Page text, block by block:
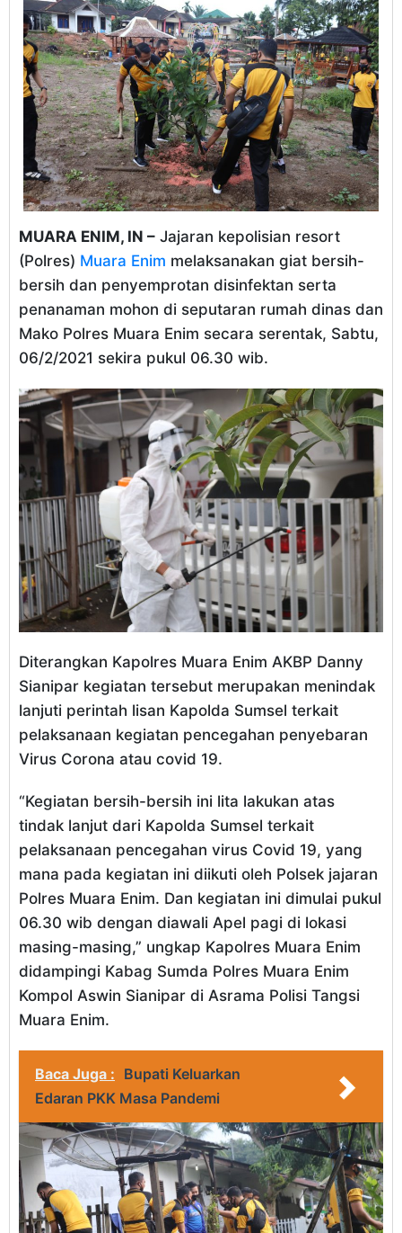
MUARA ENIM, IN – Jajaran kepolisian resort
(Polres) Muara Enim melaksanakan giat bersih-
bersih dan penyemprotan disinfektan serta
penanaman mohon di seputaran rumah dinas dan
Mako Polres Muara Enim secara serentak, Sabtu,
06/2/2021 sekira pukul 06.30 wib.
Diterangkan Kapolres Muara Enim AKBP Danny
Sianipar kegiatan tersebut merupakan menindak
lanjuti perintah lisan Kapolda Sumsel terkait
pelaksanaan kegiatan pencegahan penyebaran
Virus Corona atau covid 19.
“Kegiatan bersih-bersih ini lita lakukan atas
tindak lanjut dari Kapolda Sumsel terkait
pelaksanaan pencegahan virus Covid 19, yang
mana pada kegiatan ini diikuti oleh Polsek jajaran
Polres Muara Enim. Dan kegiatan ini dimulai pukul
06.30 wib dengan diawali Apel pagi di lokasi
masing-masing,” ungkap Kapolres Muara Enim
didampingi Kabag Sumda Polres Muara Enim
Kompol Aswin Sianipar di Asrama Polisi Tangsi
Muara Enim.
Baca Juga : Bupati Keluarkan
Edaran PKK Masa Pandemi